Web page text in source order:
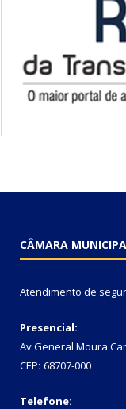
CÂMARA
Atendimento de
Presencial:
Av General Moura
CEP: 68707-000
Telefone: